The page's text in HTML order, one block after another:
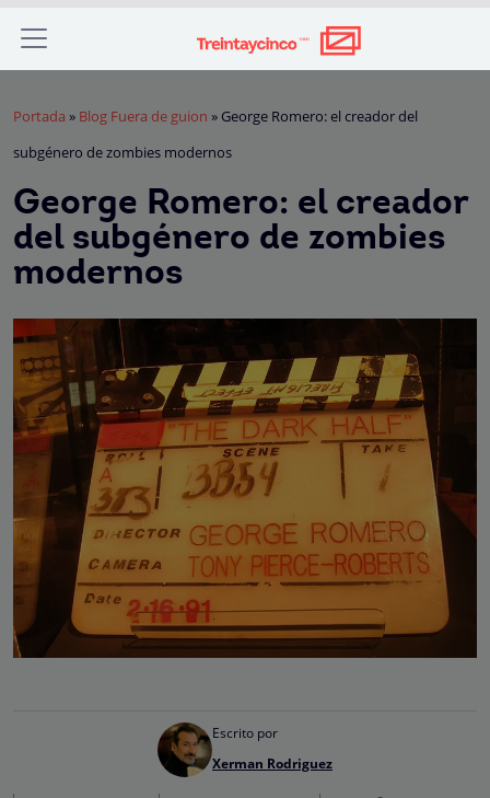
Portada » Blog Fuera de guion » George Romero: el creador del
subgénero de zombies modernos
George Romero: el creador
del subgénero de zombies
modernos
Escrito por
Xerman Rodriguez